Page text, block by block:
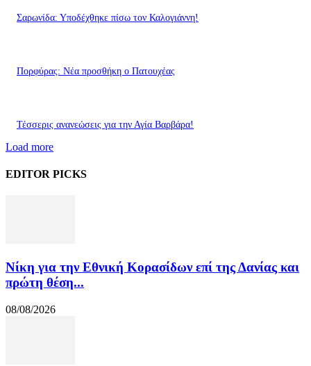
Σαρωνίδα: Υποδέχθηκε πίσω τον Καλογιάννη!
Πορφύρας: Νέα προσθήκη ο Πατουχέας
Τέσσερις ανανεώσεις για την Αγία Βαρβάρα!
Load more
EDITOR PICKS
Νίκη για την Εθνική Κορασίδων επί της Δανίας και
πρώτη θέση...
08/08/2026